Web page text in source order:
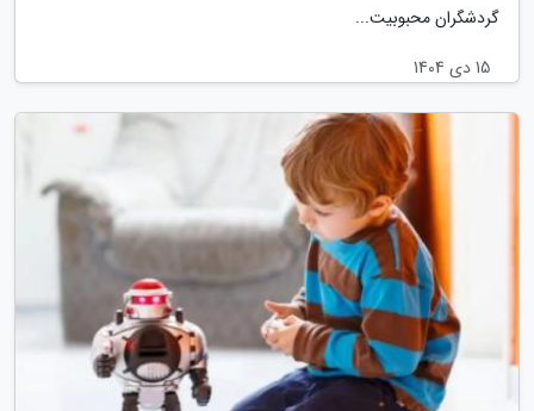
گردشگران محبوبیت...
15 دی 1404